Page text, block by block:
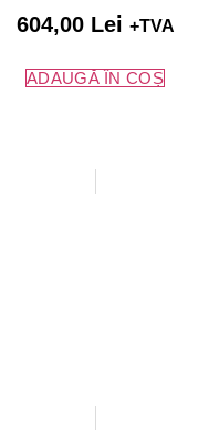
604,00 Lei +TVA
ADAUGĂ ÎN COȘ